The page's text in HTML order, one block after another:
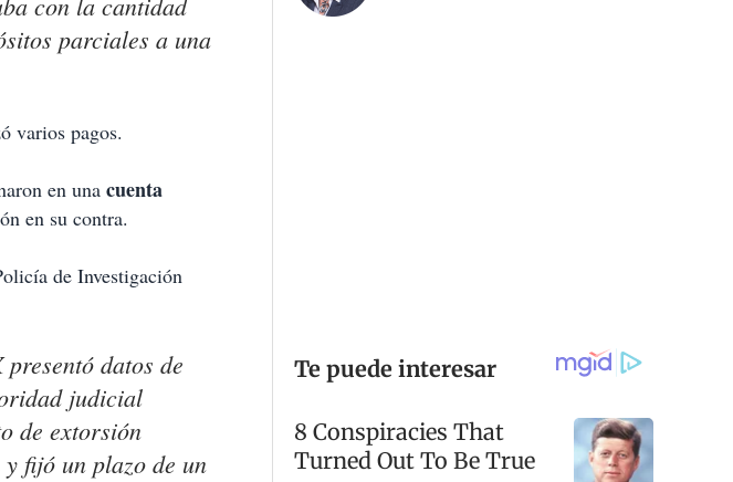
parciales a una
varios pagos.
en una cuenta
en su contra.
de Investigación
datos de
judicial
de extorsión
fijó un plazo de un